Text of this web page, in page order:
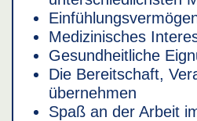
Medizinisches
Gesundheitliche
Die Bereitschaft,
übernehmen
Spaß an der Arbeit